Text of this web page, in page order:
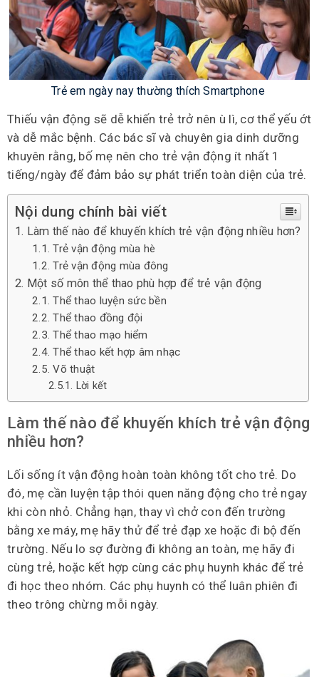
Trẻ em ngày nay thường thích Smartphone
Thiếu vận động sẽ dễ khiến trẻ trở nên ù lì, cơ thể yếu ớt
và dễ mắc bệnh. Các bác sĩ và chuyên gia dinh dưỡng
khuyên rằng, bố mẹ nên cho trẻ vận động ít nhất 1
tiếng/ngày để đảm bảo sự phát triển toàn diện của trẻ.
Nội dung chính bài viết
Làm thế nào để khuyến khích trẻ vận động nhiều hơn?
Trẻ vận động mùa hè
Trẻ vận động mùa đông
Một số môn thể thao phù hợp để trẻ vận động
Thể thao luyện sức bền
Thể thao đồng đội
Thể thao mạo hiểm
Thể thao kết hợp âm nhạc
Võ thuật
Lời kết
Làm thế nào để khuyến khích trẻ vận động
nhiều hơn?
Lối sống ít vận động hoàn toàn không tốt cho trẻ. Do
đó, mẹ cần luyện tập thói quen năng động cho trẻ ngay
khi còn nhỏ. Chẳng hạn, thay vì chở con đến trường
bằng xe máy, mẹ hãy thử để trẻ đạp xe hoặc đi bộ đến
trường. Nếu lo sợ đường đi không an toàn, mẹ hãy đi
cùng trẻ, hoặc kết hợp cùng các phụ huynh khác để trẻ
đi học theo nhóm. Các phụ huynh có thể luân phiên đi
theo trông chừng mỗi ngày.